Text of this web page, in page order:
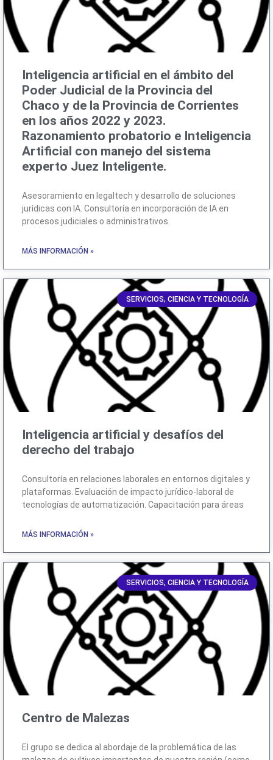
Inteligencia artificial en el ámbito del
Poder Judicial de la Provincia del
Chaco y de la Provincia de Corrientes
en los años 2022 y 2023.
Razonamiento probatorio e Inteligencia
Artificial con manejo del sistema
experto Juez Inteligente.
Asesoramiento en legaltech y desarrollo de soluciones
jurídicas con IA. Consultoría en incorporación de IA en
procesos judiciales o administrativos.
MÁS INFORMACIÓN »
SERVICIOS, CIENCIA Y TECNOLOGÍA
Inteligencia artificial y desafíos del
derecho del trabajo
Consultoría en relaciones laborales en entornos digitales y
plataformas. Evaluación de impacto jurídico-laboral de
tecnologías de automatización. Capacitación para áreas
MÁS INFORMACIÓN »
SERVICIOS, CIENCIA Y TECNOLOGÍA
Centro de Malezas
El grupo se dedica al abordaje de la problemática de las